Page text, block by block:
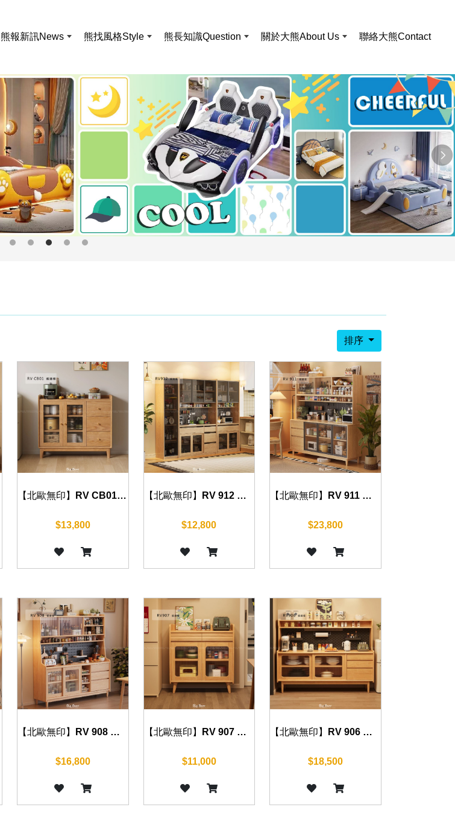
熊報新訊News 熊找風格Style 熊長知識Question 關於大熊About Us 聯絡大熊Contact
排序
【北歐無印】RV CB01 餐邊櫃 110/150/185cm可加購岩板
$13,800
【北歐無印】RV 912 餐邊櫃 40/80/120 cm
$12,800
【北歐無印】RV 911 餐邊櫃 120cm 可加購岩板
$23,800
【北歐無印】RV 908 餐邊櫃 80 cm 可加購岩板(共七種尺寸可挑選)
$16,800
【北歐無印】RV 907 餐邊櫃 80cm
$11,000
【北歐無印】RV 906 餐邊櫃 120cm
$18,500